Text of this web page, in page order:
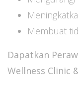
Membuat
Dapatkan
Wellness Clinic